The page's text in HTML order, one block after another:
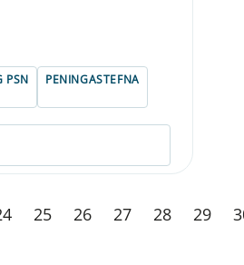
PSN PENINGASTEFNA
25 26 27 28 29